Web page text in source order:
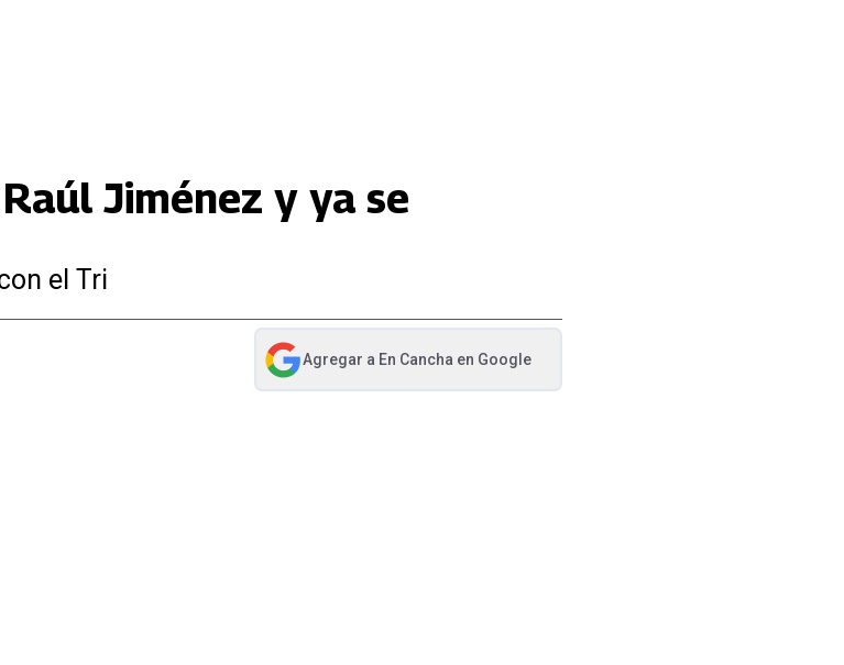
Jiménez y ya se
el Tri
Agregar a En Cancha en Google
abre en nueva pestaña